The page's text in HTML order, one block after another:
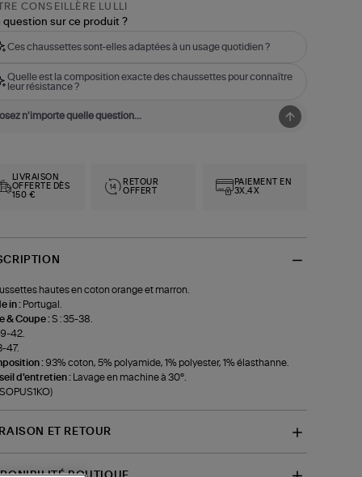
CONSEILLÈRE LULLI
question sur ce produit ?
Ces chaussettes sont-elles adaptées à un usage quotidien ?
Quelle est la composition exacte des chaussettes pour connaître
leur résistance ?
LIVRAISON
OFFERTE DÈS
150 €
RETOUR
OFFERT
PAIEMENT EN
3X,4X
hautes en coton orange et marron.
in : Portugal.
& Coupe :S : 35-38.
42.
47.
: 93% coton, 5% polyamide, 1% polyester, 1% élasthanne.
d'entretien :
Lavage en machine à 30°.
ET RETOUR